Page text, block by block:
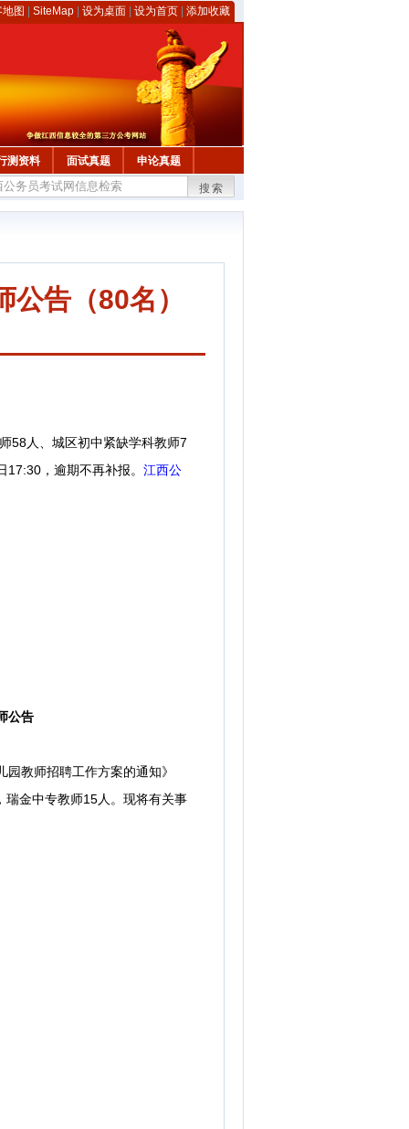
图 SiteMap 设为桌面 设为首页 添加收藏
测资料 面试真题 申论真题
搜索
告（80名）
58人、城区初中紧缺学科教师7
17:30，逾期不再补报。 江西公
公告
教师招聘工作方案的通知》
金中专教师15人。现将有关事